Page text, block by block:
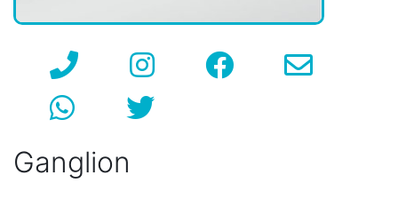
Ganglion